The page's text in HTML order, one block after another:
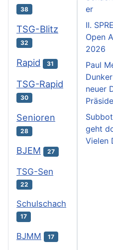
38
TSG-Blitz
32
Rapid 31
TSG-Rapid
30
Senioren
28
BJEM 27
TSG-Sen
22
Schulschach
17
BJMM 17
er
II.
Open
2026
Paul
neuer
geht
Vielen